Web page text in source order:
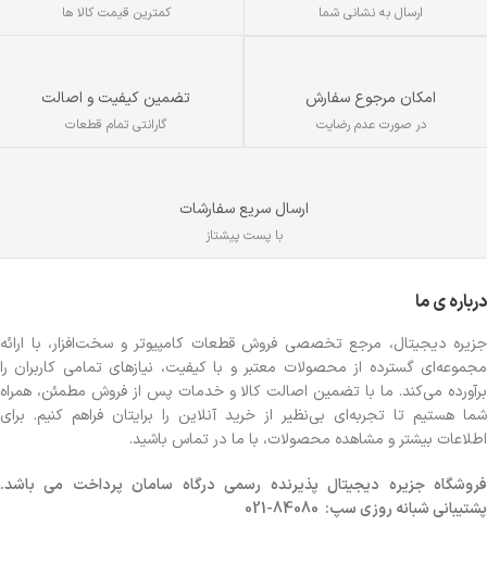
ارسال به نشانی شما کمترین قیمت کالا ها
امکان مرجوع سفارش
در صورت عدم رضایت
تضمین کیفیت و اصالت
گارانتی تمام قطعات
ارسال سریع سفارشات
با پست پیشتاز
درباره ی ما
جزیره دیجیتال، مرجع تخصصی فروش قطعات کامپیوتر و سخت‌افزار، با ارائه
مجموعه‌ای گسترده از محصولات معتبر و با کیفیت، نیازهای تمامی کاربران را
برآورده می‌کند. ما با تضمین اصالت کالا و خدمات پس از فروش مطمئن، همراه
شما هستیم تا تجربه‌ای بی‌نظیر از خرید آنلاین را برایتان فراهم کنیم. برای
اطلاعات بیشتر و مشاهده محصولات، با ما در تماس باشید.
فروشگاهجزیره دیجیتال پذیرنده رسمی درگاه سامان پرداخت می باشد.
پشتیبانی شبانه روزی سپ: 84080-021